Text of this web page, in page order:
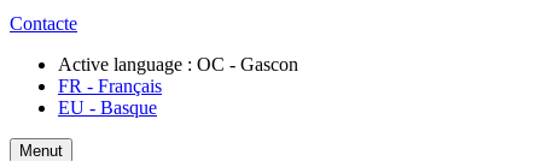
Contacte
Active language : OC - Gascon
FR - Français
EU - Basque
Menut